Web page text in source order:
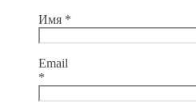
Имя *
Email
*